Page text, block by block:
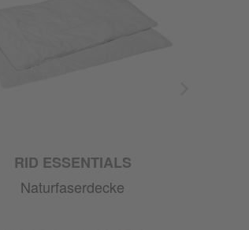
RID ESSENTIALS
Naturfaserdecke